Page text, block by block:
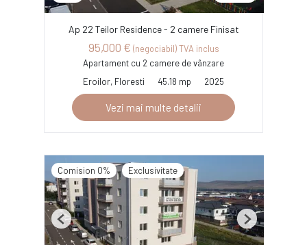
Ap 22 Teilor Residence - 2 camere Finisat
95,000 € (negociabil) TVA inclus
Apartament cu 2 camere de vânzare
Eroilor, Floresti
45.18 mp 2025
Vezi mai multe detalii
Comision 0% Exclusivitate
Previous Next